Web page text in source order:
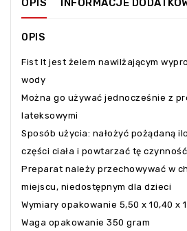
OPIS INFORMACJE
OPIS
Fist It jest żelem nawilżającym
wody
Można go używać jednocześnie z
lateksowymi
Sposób użycia: nałożyć pożądaną
części ciała i powtarzać tę
Preparat należy przechowywać w
miejscu, niedostępnym dla dzieci
Wymiary opakowanie 5,50 x 10,40 x
Waga opakowanie 350 gram